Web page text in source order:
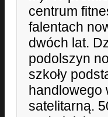
centrum
falentach
dwóch lat.
podolszyn
szkoły
handlowego
satelitarną.